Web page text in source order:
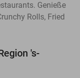
Genieße
Rolls, Fried
's-